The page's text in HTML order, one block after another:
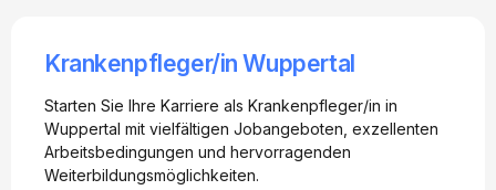
Krankenpfleger/in Wuppertal
Starten Sie Ihre Karriere als Krankenpfleger/in in
Wuppertal mit vielfältigen Jobangeboten, exzellenten
Arbeitsbedingungen und hervorragenden
Weiterbildungsmöglichkeiten.